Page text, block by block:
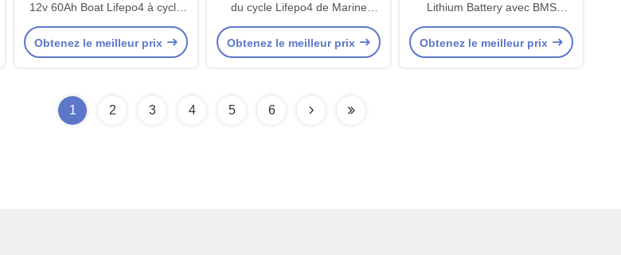
12v 60Ah Boat Lifepo4 à cycle
profond
Obtenez le meilleur prix
du cycle Lifepo4 de Marine
Battery 24v 100Ah d'ion de
lithium pour des yachts de
Obtenez le meilleur prix
Lithium Battery avec BMS
performant
Obtenez le meilleur prix
1 2 3 4 5 6